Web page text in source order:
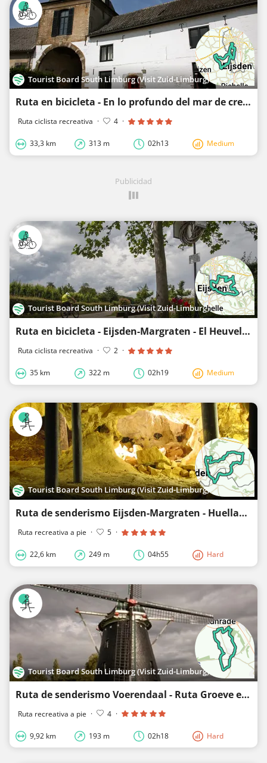
Tourist Board South Limburg (Visit Zuid-Limburg)
Ruta en bicicleta - En lo profundo del mar de cretas subtropicales
Ruta ciclista recreativa · 4 ·
33,3 km 313 m 02h13 Medium
Publicidad
Tourist Board South Limburg (Visit Zuid-Limburg)
Ruta en bicicleta - Eijsden-Margraten - El Heuvelland a través de los ojos de un artista - Sjef Hut
Ruta ciclista recreativa · 2 ·
35 km 322 m 02h19 Medium
Tourist Board South Limburg (Visit Zuid-Limburg)
Ruta de senderismo Eijsden-Margraten - Huellas de sílex en el paisaje
Ruta recreativa a pie · 5 ·
22,6 km 249 m 04h55 Hard
Tourist Board South Limburg (Visit Zuid-Limburg)
Ruta de senderismo Voerendaal - Ruta Groeve en Voerendaal
Ruta recreativa a pie · 4 ·
9,92 km 193 m 02h18 Hard